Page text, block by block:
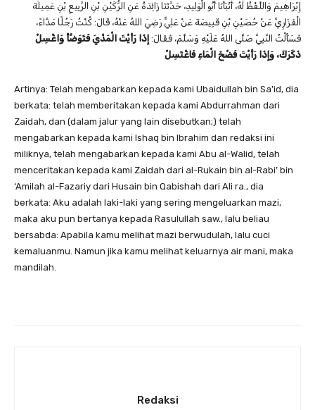
إِبْرَاهِيمَ وَاللَّفْظُ لَهُ، أَنْبَأَنَا ‌أَبُو الْوَلِيدِ، حَدَّثَنَا ‌زَائِدَةُ عَنِ ‌الرُّكَيْنِ بْنِ الرَّبِيعِ بْنِ عَمِيلَةَ
الْفَزَارِيِّ عَنْ ‌حُصَيْنِ بْنِ قَبِيصَةَ عَنْ ‌عَلِيٍّ رَضِيَ اللهُ عَنْهُ، قَالَ: كُنْتُ رَجُلًا مَذَّاءً،
فَسَأَلْتُ النَّبِيَّ صَلَّى اللهُ عَلَيْهِ وَسَلَّمَ، فَقَالَ: إِذَا رَأَيْتَ الْمَذْيَ فَتَوَضَّأْ وَاغْسِلْ
ذَكَرَكَ، وَإِذَا رَأَيْتَ فَضْخَ الْمَاءِ فَاغْتَسِلْ
Artinya: Telah mengabarkan kepada kami Ubaidullah bin Sa’id, dia
berkata: telah memberitakan kepada kami Abdurrahman dari
Zaidah, dan (dalam jalur yang lain disebutkan;) telah
mengabarkan kepada kami Ishaq bin Ibrahim dan redaksi ini
miliknya, telah mengabarkan kepada kami Abu al-Walid, telah
menceritakan kepada kami Zaidah dari al-Rukain bin al-Rabi’ bin
‘Amilah al-Fazariy dari Husain bin Qabishah dari Ali ra., dia
berkata: Aku adalah laki-laki yang sering mengeluarkan mazi,
maka aku pun bertanya kepada Rasulullah saw., lalu beliau
bersabda: Apabila kamu melihat mazi berwudulah, lalu cuci
kemaluanmu. Namun jika kamu melihat keluarnya air mani, maka
mandilah.
Redaksi